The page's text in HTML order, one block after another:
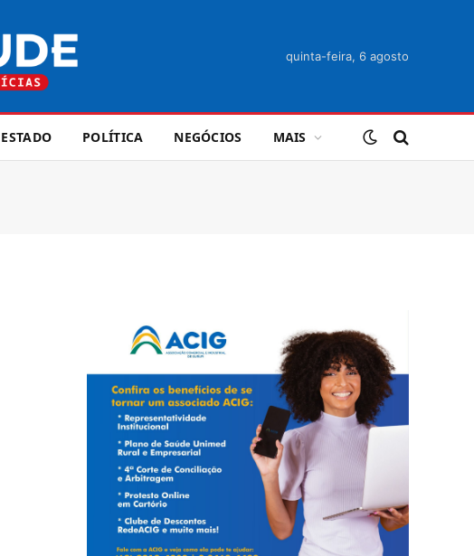
quinta-feira, 6 agosto
ESTADO POLÍTICA NEGÓCIOS MAIS